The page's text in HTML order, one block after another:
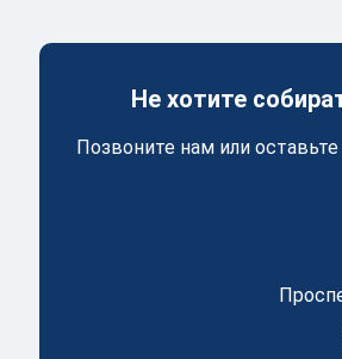
Не хотите
Позвоните нам или